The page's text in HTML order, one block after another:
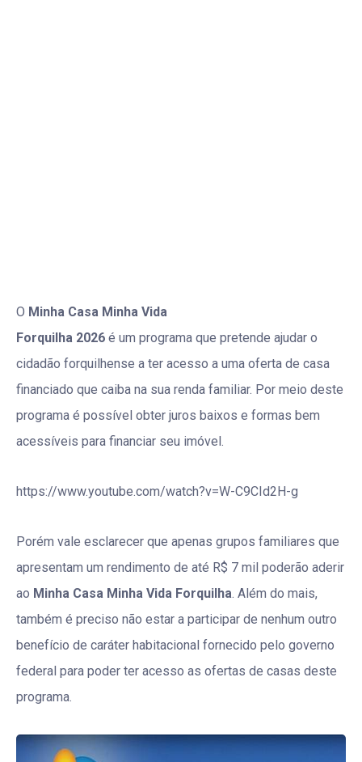
O Minha Casa Minha Vida
Forquilha 2026 é um programa que pretende ajudar o
cidadão forquilhense a ter acesso a uma oferta de casa
financiado que caiba na sua renda familiar. Por meio deste
programa é possível obter juros baixos e formas bem
acessíveis para financiar seu imóvel.
https://www.youtube.com/watch?v=W-C9CId2H-g
Porém vale esclarecer que apenas grupos familiares que
apresentam um rendimento de até R$ 7 mil poderão aderir
ao Minha Casa Minha Vida Forquilha. Além do mais,
também é preciso não estar a participar de nenhum outro
benefício de caráter habitacional fornecido pelo governo
federal para poder ter acesso as ofertas de casas deste
programa.